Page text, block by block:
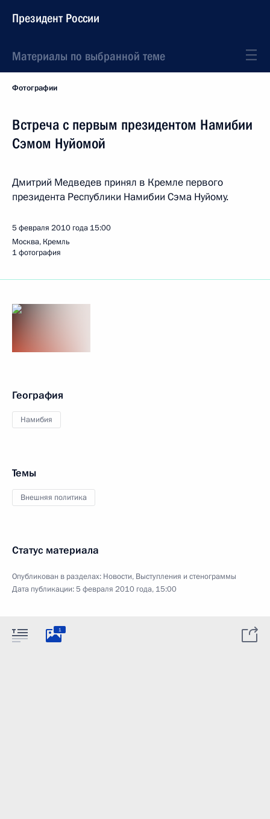
Президент России
Материалы по выбранной теме
Фотографии
Встреча с первым президентом Намибии
Сэмом Нуйомой
Дмитрий Медведев принял в Кремле первого
президента Республики Намибии Сэма Нуйому.
5 февраля 2010 года 15:00
Москва, Кремль
1 фотография
География
Намибия
Темы
Внешняя политика
Статус материала
Опубликован в разделах: Новости, Выступления и стенограммы
Дата публикации:5 февраля 2010 года, 15:00
1